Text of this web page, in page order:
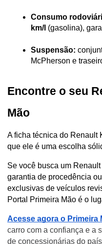
Consumo
km/l (gasolina),
Suspensão:
McPherson e
Encontre o seu
Mão
A ficha técnica do Renault
que ele é uma escolha
Se você busca um
garantia de procedência
exclusivas de veículos
Portal Primeira Mão é o
Acesse agora o Primeira
carro com a confiança e a
de concessionárias do